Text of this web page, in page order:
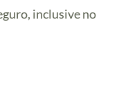
inclusive no